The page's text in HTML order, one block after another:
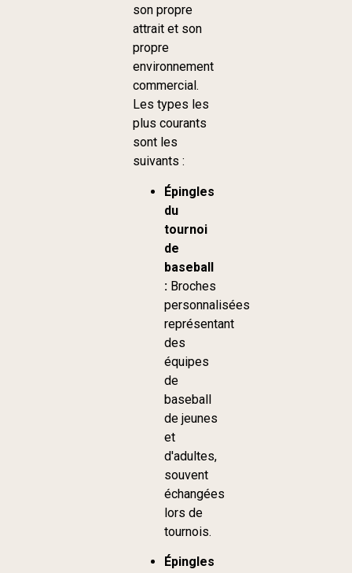
son propre
attrait et son
propre
environnement
commercial.
Les types les
plus courants
sont les
suivants :
Épingles
du
tournoi
de
baseball
:Broches
personnalisées
représentant
des
équipes
de
baseball
de jeunes
et
d'adultes,
souvent
échangées
lors de
tournois.
Épingles